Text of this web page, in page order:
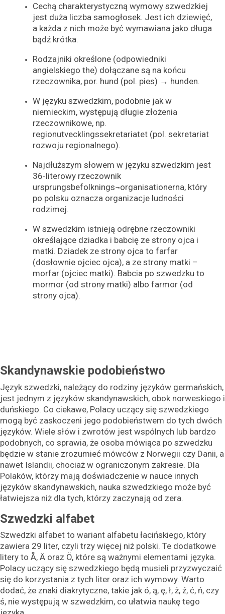
Cechą charakterystyczną wymowy szwedzkiej
jest duża liczba samogłosek. Jest ich dziewięć,
a każda z nich może być wymawiana jako długa
bądź krótka.
Rodzajniki określone (odpowiedniki
angielskiego the) dołączane są na końcu
rzeczownika, por. hund (pol. pies) → hunden.
W języku szwedzkim, podobnie jak w
niemieckim, występują długie złożenia
rzeczownikowe, np.
regionutvecklingssekretariatet (pol. sekretariat
rozwoju regionalnego).
Najdłuższym słowem w języku szwedzkim jest
36-literowy rzeczownik
ursprungsbefolknings¬organisationerna, który
po polsku oznacza organizacje ludności
rodzimej.
W szwedzkim istnieją odrębne rzeczowniki
określające dziadka i babcię ze strony ojca i
matki. Dziadek ze strony ojca to farfar
(dosłownie ojciec ojca), a ze strony matki –
morfar (ojciec matki). Babcia po szwedzku to
mormor (od strony matki) albo farmor (od
strony ojca).
Skandynawskie podobieństwo
Język szwedzki, należący do rodziny języków germańskich,
jest jednym z języków skandynawskich, obok norweskiego i
duńskiego. Co ciekawe, Polacy uczący się szwedzkiego
mogą być zaskoczeni jego podobieństwem do tych dwóch
języków. Wiele słów i zwrotów jest wspólnych lub bardzo
podobnych, co sprawia, że osoba mówiąca po szwedzku
będzie w stanie zrozumieć mówców z Norwegii czy Danii, a
nawet Islandii, chociaż w ograniczonym zakresie. Dla
Polaków, którzy mają doświadczenie w nauce innych
języków skandynawskich, nauka szwedzkiego może być
łatwiejsza niż dla tych, którzy zaczynają od zera.
Szwedzki alfabet
Szwedzki alfabet to wariant alfabetu łacińskiego, który
zawiera 29 liter, czyli trzy więcej niż polski. Te dodatkowe
litery to Å, Ä oraz Ö, które są ważnymi elementami języka.
Polacy uczący się szwedzkiego będą musieli przyzwyczaić
się do korzystania z tych liter oraz ich wymowy. Warto
dodać, że znaki diakrytyczne, takie jak ó, ą, ę, ł, ż, ź, ć, ń, czy
ś, nie występują w szwedzkim, co ułatwia naukę tego